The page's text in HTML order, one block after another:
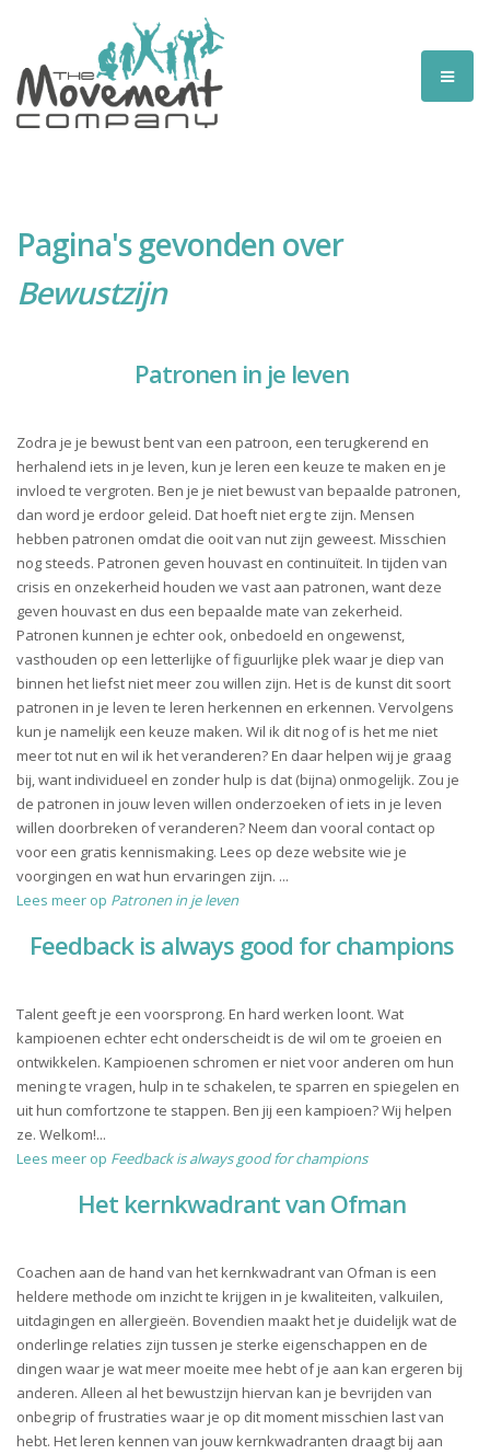
Pagina's gevonden over
Bewustzijn
Patronen in je leven
Zodra je je bewust bent van een patroon, een terugkerend en
herhalend iets in je leven, kun je leren een keuze te maken en je
invloed te vergroten. Ben je je niet bewust van bepaalde patronen,
dan word je erdoor geleid. Dat hoeft niet erg te zijn. Mensen
hebben patronen omdat die ooit van nut zijn geweest. Misschien
nog steeds. Patronen geven houvast en continuïteit. In tijden van
crisis en onzekerheid houden we vast aan patronen, want deze
geven houvast en dus een bepaalde mate van zekerheid.
Patronen kunnen je echter ook, onbedoeld en ongewenst,
vasthouden op een letterlijke of figuurlijke plek waar je diep van
binnen het liefst niet meer zou willen zijn. Het is de kunst dit soort
patronen in je leven te leren herkennen en erkennen. Vervolgens
kun je namelijk een keuze maken. Wil ik dit nog of is het me niet
meer tot nut en wil ik het veranderen? En daar helpen wij je graag
bij, want individueel en zonder hulp is dat (bijna) onmogelijk. Zou je
de patronen in jouw leven willen onderzoeken of iets in je leven
willen doorbreken of veranderen? Neem dan vooral contact op
voor een gratis kennismaking. Lees op deze website wie je
voorgingen en wat hun ervaringen zijn. ...
Lees meer op Patronen in je leven
Feedback is always good for champions
Talent geeft je een voorsprong. En hard werken loont. Wat
kampioenen echter echt onderscheidt is de wil om te groeien en
ontwikkelen. Kampioenen schromen er niet voor anderen om hun
mening te vragen, hulp in te schakelen, te sparren en spiegelen en
uit hun comfortzone te stappen. Ben jij een kampioen? Wij helpen
ze. Welkom!...
Lees meer op Feedback is always good for champions
Het kernkwadrant van Ofman
Coachen aan de hand van het kernkwadrant van Ofman is een
heldere methode om inzicht te krijgen in je kwaliteiten, valkuilen,
uitdagingen en allergieën. Bovendien maakt het je duidelijk wat de
onderlinge relaties zijn tussen je sterke eigenschappen en de
dingen waar je wat meer moeite mee hebt of je aan kan ergeren bij
anderen. Alleen al het bewustzijn hiervan kan je bevrijden van
onbegrip of frustraties waar je op dit moment misschien last van
hebt. Het leren kennen van jouw kernkwadranten draagt bij aan